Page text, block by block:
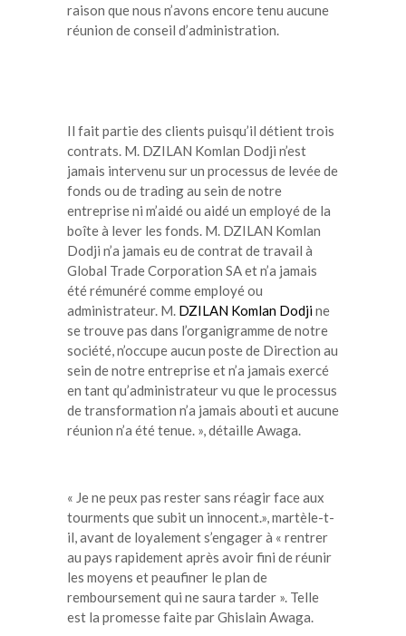
raison que nous n’avons encore tenu aucune
réunion de conseil d’administration.
Il fait partie des clients puisqu’il détient trois
contrats. M. DZILAN Komlan Dodji n’est
jamais intervenu sur un processus de levée de
fonds ou de trading au sein de notre
entreprise ni m’aidé ou aidé un employé de la
boîte à lever les fonds. M. DZILAN Komlan
Dodji n’a jamais eu de contrat de travail à
Global Trade Corporation SA et n’a jamais
été rémunéré comme employé ou
administrateur. M. DZILAN Komlan Dodjine
se trouve pas dans l’organigramme de notre
société, n’occupe aucun poste de Direction au
sein de notre entreprise et n’a jamais exercé
en tant qu’administrateur vu que le processus
de transformation n’a jamais abouti et aucune
réunion n’a été tenue. », détaille Awaga.
« Je ne peux pas rester sans réagir face aux
tourments que subit un innocent.», martèle-t-
il, avant de loyalement s’engager à « rentrer
au pays rapidement après avoir fini de réunir
les moyens et peaufiner le plan de
remboursement qui ne saura tarder ». Telle
est la promesse faite par Ghislain Awaga.